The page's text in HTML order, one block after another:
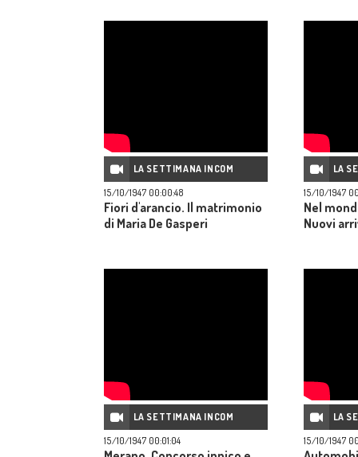
LA SETTIMANA INCOM
15/10/1947 00:00:48
Fiori d'arancio. Il matrimonio
di Maria De Gasperi
LA
15/10/1947
Nel
Nuovi
LA SETTIMANA INCOM
15/10/1947 00:01:04
LA
15/10/1947